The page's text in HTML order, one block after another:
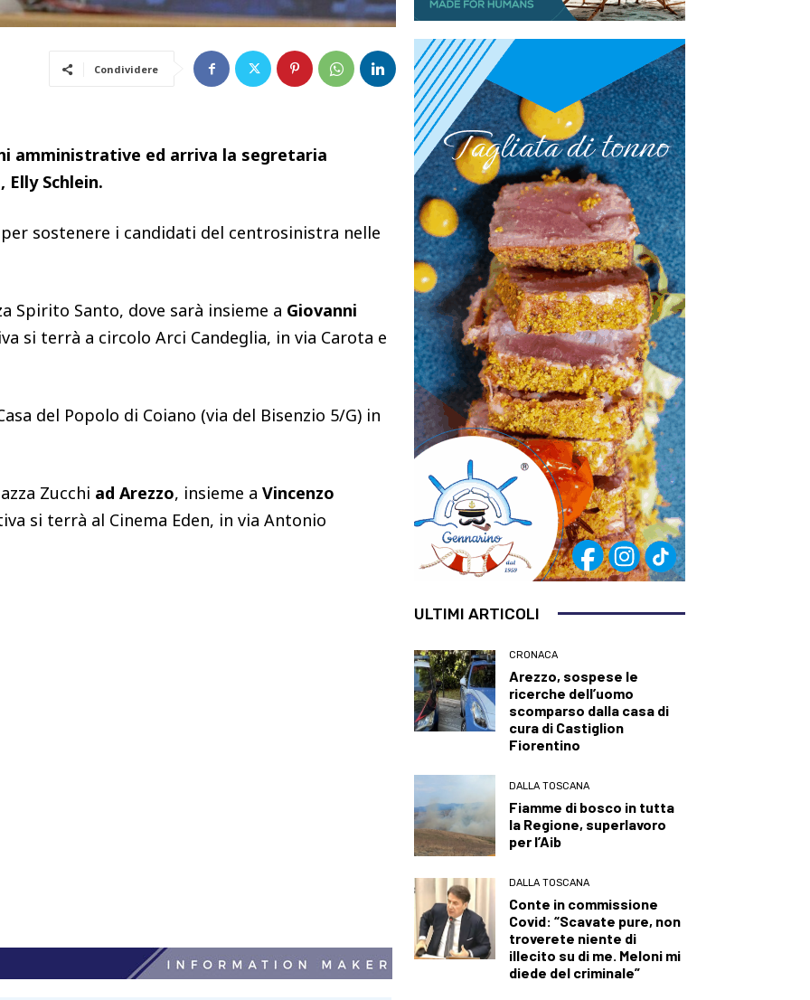
Condividere
amministrative ed arriva la segretaria
Schlein.
sostenere i candidati del centrosinistra nelle
Spirito Santo, dove sarà insieme a Giovanni
si terrà a circolo Arci Candeglia, in via Carota e
del Popolo di Coiano (via del Bisenzio 5/G) in
Zucchi ad Arezzo, insieme a Vincenzo
si terrà al Cinema Eden, in via Antonio
ULTIMI ARTICOLI
CRONACA
Arezzo, sospese le
ricerche dell’uomo
scomparso dalla casa di
cura di Castiglion
Fiorentino
DALLA TOSCANA
Fiamme di bosco in tutta
la Regione, superlavoro
per l’Aib
DALLA TOSCANA
Conte in commissione
Covid: “Scavate pure, non
troverete niente di
illecito su di me. Meloni mi
diede del criminale”